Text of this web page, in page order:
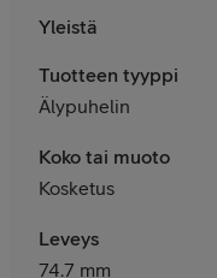
Yleistä
Tuotteen tyyppi
Älypuhelin
Koko tai muoto
Kosketus
Leveys
74.7 mm